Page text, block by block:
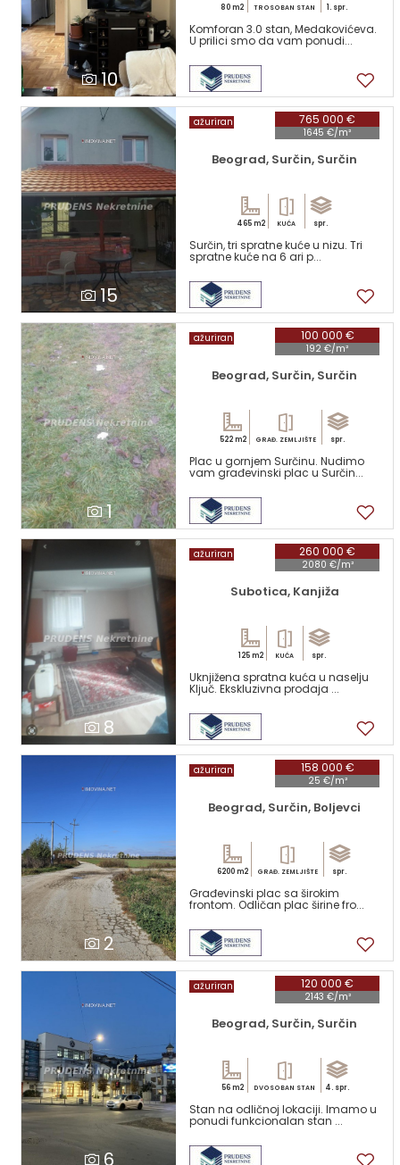
10
80 m2 TROSOBAN STAN 1. spr.
Komforan 3.0 stan, Medakovićeva.
U prilici smo da vam ponudi...
15
765 000 €
1645 €/m²
ažuriran
Beograd, Surčin, Surčin
465 m2 KUĆA spr.
Surčin, tri spratne kuće u nizu. Tri
spratne kuće na 6 ari p...
1
100 000 €
192 €/m²
ažuriran
Beograd, Surčin, Surčin
522 m2 GRAĐ. ZEMLJIŠTE spr.
Plac u gornjem Surčinu. Nudimo
vam građevinski plac u Surčin...
8
260 000 €
2080 €/m²
ažuriran
Subotica, Kanjiža
125 m2 KUĆA spr.
Uknjižena spratna kuća u naselju
Ključ. Ekskluzivna prodaja ...
2
158 000 €
25 €/m²
ažuriran
Beograd, Surčin, Boljevci
6200 m2 GRAĐ. ZEMLJIŠTE spr.
Građevinski plac sa širokim
frontom. Odličan plac širine fro...
6
120 000 €
2143 €/m²
ažuriran
Beograd, Surčin, Surčin
56 m2 DVOSOBAN STAN 4. spr.
Stan na odličnoj lokaciji. Imamo u
ponudi funkcionalan stan ...